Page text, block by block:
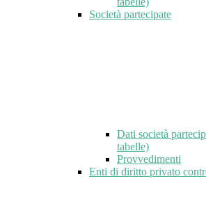
Società partecipate
Dati società
tabelle)
Provvedimenti
Enti di diritto privato